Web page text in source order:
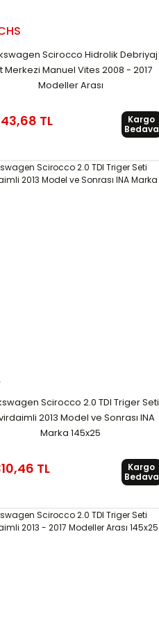
Scirocco Hidrolik Debriyaj
Merkezi Manuel Vites 2008 - 2017
Modeller Arası
TL
Kargo
Bedava
Scirocco 2.0 TDI Triger Seti
2013 Model ve Sonrası INA
Marka 145x25
TL
Kargo
Bedava